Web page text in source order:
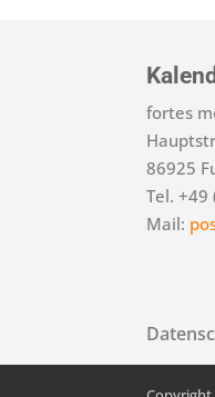
fortes
86925
Tel. +49
Mail: